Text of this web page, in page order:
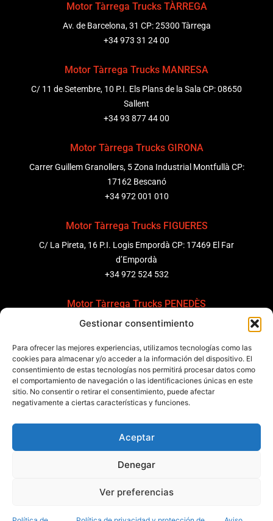
Gestionar consentimiento
Para ofrecer las mejores experiencias, utilizamos tecnologías como las
cookies para almacenar y/o acceder a la información del dispositivo. El
consentimiento de estas tecnologías nos permitirá procesar datos como
el comportamiento de navegación o las identificaciones únicas en este
sitio. No consentir o retirar el consentimiento, puede afectar
negativamente a ciertas características y funciones.
Aceptar
Denegar
Ver preferencias
Motor Tàrrega Trucks TÀRREGA
Av. de Barcelona, 31 CP: 25300 Tàrrega
+34 973 31 24 00
Motor Tàrrega Trucks MANRESA
C/ 11 de Setembre, 10 P.I. Els Plans de la Sala CP: 08650
Sallent
+34 93 877 44 00
Motor Tàrrega Trucks GIRONA
Carrer Guillem Granollers, 5 Zona Industrial Montfullà CP:
17162 Bescanó
+34 972 001 010
Motor Tàrrega Trucks FIGUERES
C/ La Pireta, 16 P.I. Logis Empordà CP: 17469 El Far
d’Empordà
+34 972 524 532
Motor Tàrrega Trucks PENEDÈS
C/ Ponent 8, Pol. Ind. Sant Pere Molanta, CP: 08799
+34 931 69 11 91
Motor Tàrrega Trucks BARCELONA
Zona Franca, Carrer E, s/n 08040 Barcelona, España
Política de cookiesAviso legalCondiciones generales